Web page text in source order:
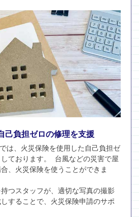
己負担ゼロの修理を支援
は、火災保険を使用した自己負担ゼ
ております。 台風などの災害で屋
、火災保険を使うことができま
つスタッフが、適切な写真の撮影
することで、火災保険申請のサポ